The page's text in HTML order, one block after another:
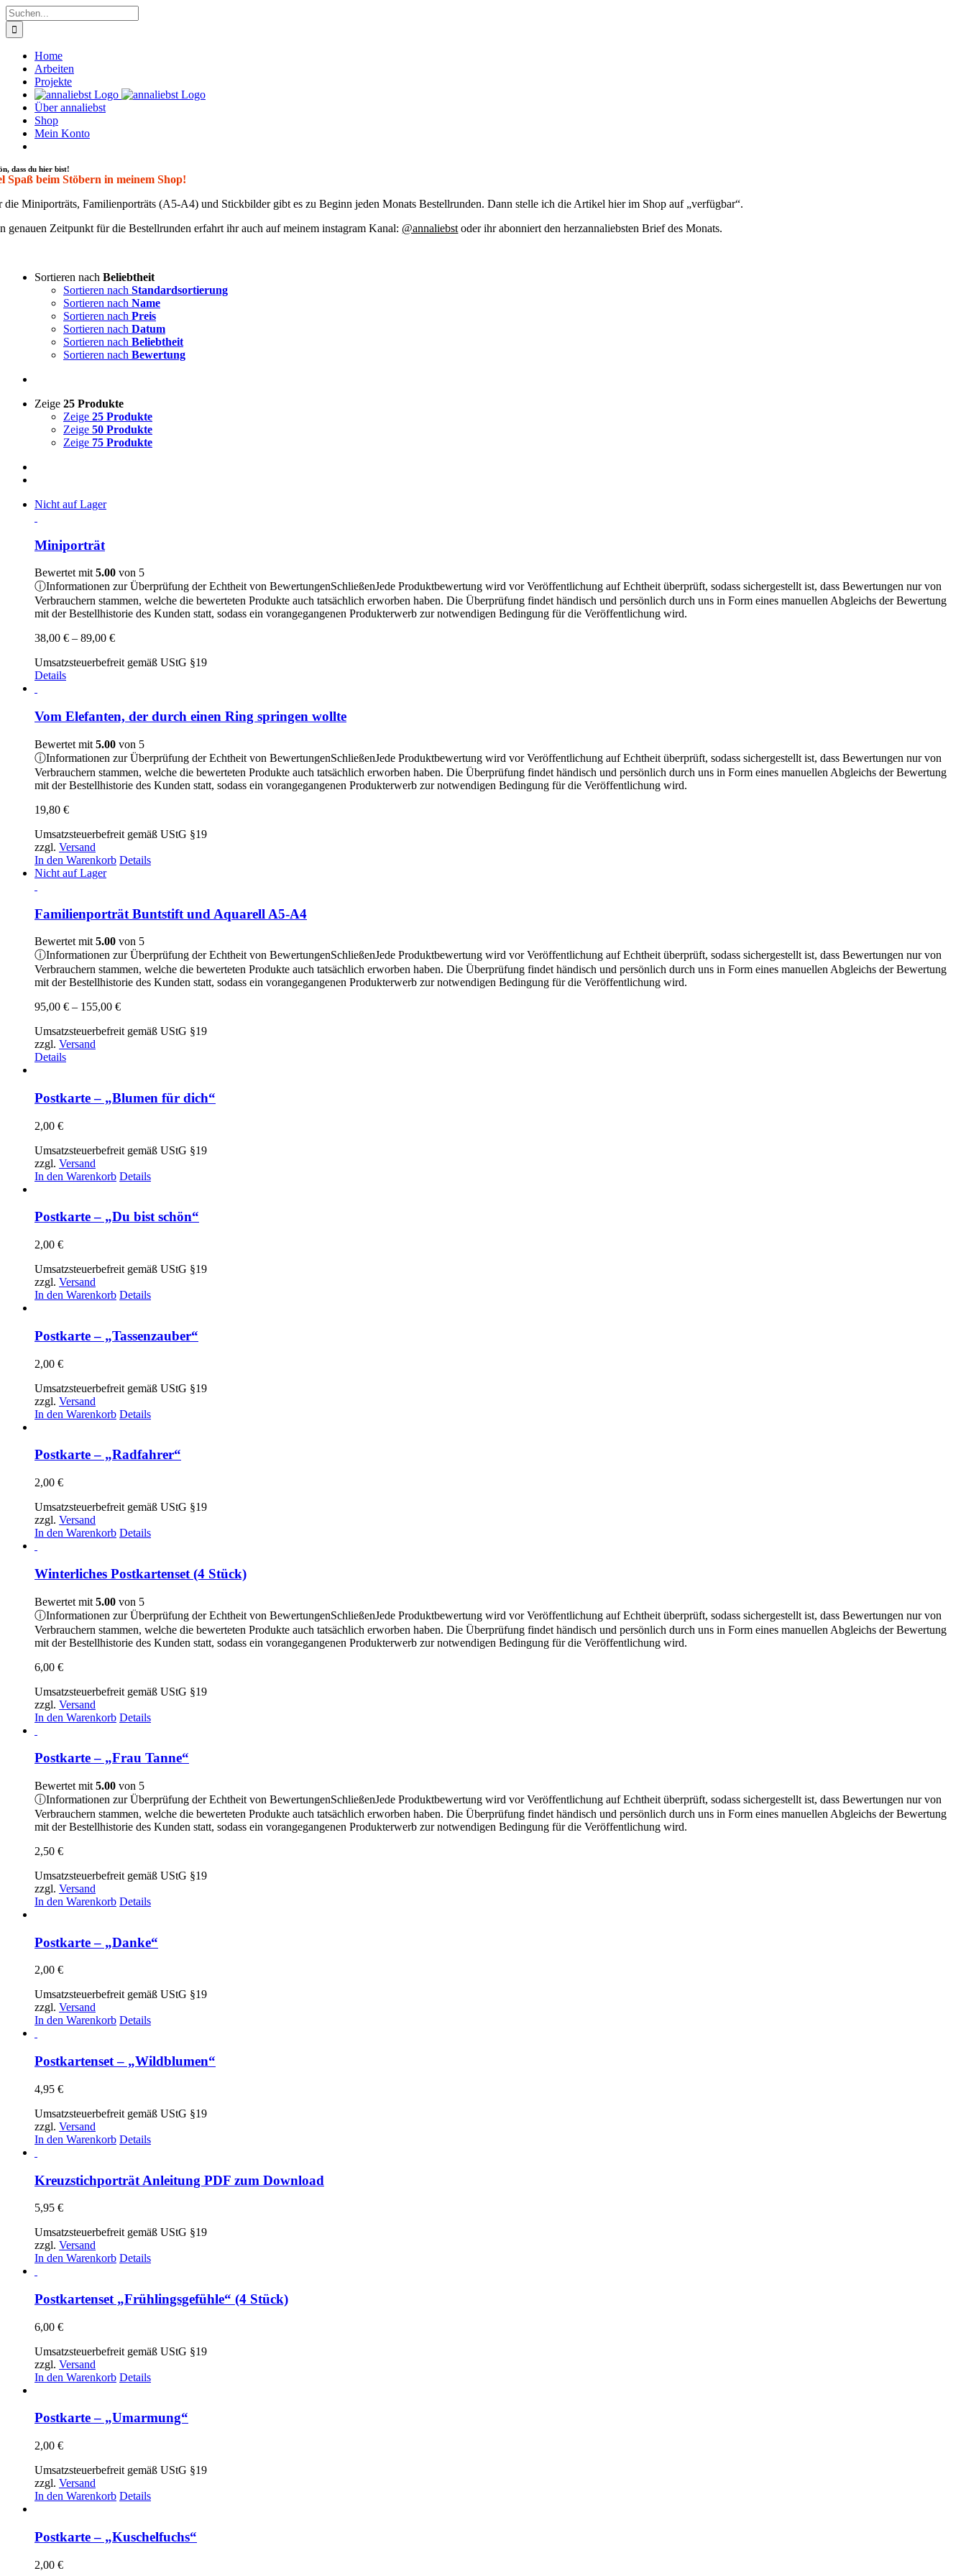
Zum
Inhalt
springen
Suche
nach:
Home
Arbeiten
Projekte
Über annaliebst
Shop
Mein Konto
dass du hier bist!
Spaß beim Stöbern in meinem Shop!
die Mini­por­träts, Fami­li­en­por­träts (A5-A4) und Stick­bil­der gibt es zu Beginn jeden Monats Bestell­run­den. Dann stel­le ich die Arti­kel hier im Shop auf „ver­füg­bar“.
genau­en Zeit­punkt für die Bestell­run­den erfahrt ihr auch auf mei­nem insta­gram Kanal: @annaliebst oder ihr abon­niert den her­zan­na­liebs­ten Brief des Monats.
Sortieren nach Beliebtheit
Sortieren nach Standardsortierung
Sortieren nach Name
Sortieren nach Preis
Sortieren nach Datum
Sortieren nach Beliebtheit
Sortieren nach Bewertung
Zeige 25 Produkte
Zeige 25 Produkte
Zeige 50 Produkte
Zeige 75 Produkte
Nicht auf Lager
Miniporträt
Bewertet mit5.00 von 5
ⓘInformationen zur Überprüfung der Echtheit von BewertungenSchließenJede Produktbewertung wird vor Veröffentlichung auf Echtheit überprüft, sodass sichergestellt ist, dass Bewertungen nur von
Verbrauchern stammen, welche die bewerteten Produkte auch tatsächlich erworben haben. Die Überprüfung findet händisch und persönlich durch uns in Form eines manuellen Abgleichs der Bewertung
mit der Bestellhistorie des Kunden statt, sodass ein vorangegangenen Produkterwerb zur notwendigen Bedingung für die Veröffentlichung wird.
38,00 € – 89,00 €Preisspanne:
bis
Umsatzsteuerbefreit gemäß UStG §19
Details
Vom Elefanten, der durch einen Ring springen wollte
Bewertet mit 5.00 von 5
ⓘInformationen zur Überprüfung der Echtheit von BewertungenSchließenJede Produktbewertung wird vor Veröffentlichung auf Echtheit überprüft, sodass sichergestellt ist, dass Bewertungen nur von
Verbrauchern stammen, welche die bewerteten Produkte auch tatsächlich erworben haben. Die Überprüfung findet händisch und persönlich durch uns in Form eines manuellen Abgleichs der Bewertung
mit der Bestellhistorie des Kunden statt, sodass ein vorangegangenen Produkterwerb zur notwendigen Bedingung für die Veröffentlichung wird.
19,80 €
Umsatzsteuerbefreit gemäß UStG §19
zzgl. Versand
In den Warenkorb Details
Nicht auf Lager
Familienporträt Buntstift und Aquarell A5-A4
Bewertet mit 5.00 von 5
ⓘInformationen zur Überprüfung der Echtheit von BewertungenSchließenJede Produktbewertung wird vor Veröffentlichung auf Echtheit überprüft, sodass sichergestellt ist, dass Bewertungen nur von
Verbrauchern stammen, welche die bewerteten Produkte auch tatsächlich erworben haben. Die Überprüfung findet händisch und persönlich durch uns in Form eines manuellen Abgleichs der Bewertung
mit der Bestellhistorie des Kunden statt, sodass ein vorangegangenen Produkterwerb zur notwendigen Bedingung für die Veröffentlichung wird.
95,00 € – 155,00 €Preisspanne:
bis
Umsatzsteuerbefreit gemäß UStG §19
zzgl. Versand
Details
Postkarte – „Blumen für dich“
2,00 €
Umsatzsteuerbefreit gemäß UStG §19
zzgl. Versand
In den Warenkorb Details
Postkarte – „Du bist schön“
2,00 €
Umsatzsteuerbefreit gemäß UStG §19
zzgl. Versand
In den Warenkorb Details
Postkarte – „Tassenzauber“
2,00 €
Umsatzsteuerbefreit gemäß UStG §19
zzgl. Versand
In den Warenkorb Details
Postkarte – „Radfahrer“
2,00 €
Umsatzsteuerbefreit gemäß UStG §19
zzgl. Versand
In den Warenkorb Details
Winterliches Postkartenset (4 Stück)
Bewertet mit 5.00 von 5
ⓘInformationen zur Überprüfung der Echtheit von BewertungenSchließenJede Produktbewertung wird vor Veröffentlichung auf Echtheit überprüft, sodass sichergestellt ist, dass Bewertungen nur von
Verbrauchern stammen, welche die bewerteten Produkte auch tatsächlich erworben haben. Die Überprüfung findet händisch und persönlich durch uns in Form eines manuellen Abgleichs der Bewertung
mit der Bestellhistorie des Kunden statt, sodass ein vorangegangenen Produkterwerb zur notwendigen Bedingung für die Veröffentlichung wird.
6,00 €
Umsatzsteuerbefreit gemäß UStG §19
zzgl. Versand
In den Warenkorb Details
Postkarte – „Frau Tanne“
Bewertet mit 5.00 von 5
ⓘInformationen zur Überprüfung der Echtheit von BewertungenSchließenJede Produktbewertung wird vor Veröffentlichung auf Echtheit überprüft, sodass sichergestellt ist, dass Bewertungen nur von
Verbrauchern stammen, welche die bewerteten Produkte auch tatsächlich erworben haben. Die Überprüfung findet händisch und persönlich durch uns in Form eines manuellen Abgleichs der Bewertung
mit der Bestellhistorie des Kunden statt, sodass ein vorangegangenen Produkterwerb zur notwendigen Bedingung für die Veröffentlichung wird.
2,50 €
Umsatzsteuerbefreit gemäß UStG §19
zzgl. Versand
In den Warenkorb Details
Postkarte – „Danke“
2,00 €
Umsatzsteuerbefreit gemäß UStG §19
zzgl. Versand
In den Warenkorb Details
Postkartenset – „Wildblumen“
4,95 €
Umsatzsteuerbefreit gemäß UStG §19
zzgl. Versand
In den Warenkorb Details
Kreuzstichporträt Anleitung PDF zum Download
5,95 €
Umsatzsteuerbefreit gemäß UStG §19
zzgl. Versand
In den Warenkorb Details
Postkartenset „Frühlingsgefühle“ (4 Stück)
6,00 €
Umsatzsteuerbefreit gemäß UStG §19
zzgl. Versand
In den Warenkorb Details
Postkarte – „Umarmung“
2,00 €
Umsatzsteuerbefreit gemäß UStG §19
zzgl. Versand
In den Warenkorb Details
Postkarte – „Kuschelfuchs“
2,00 €